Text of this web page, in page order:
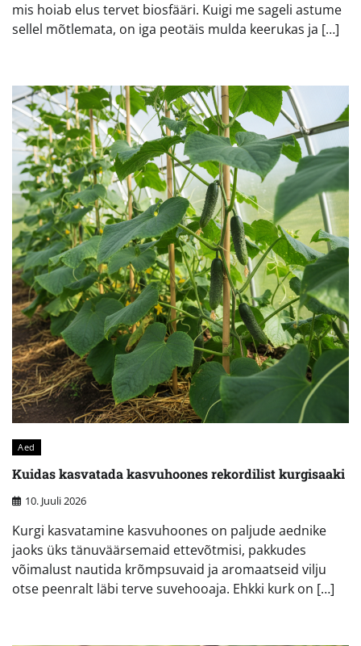
mis hoiab elus tervet biosfääri. Kuigi me sageli astume
sellel mõtlemata, on iga peotäis mulda keerukas ja […]
Aed
Kuidas kasvatada kasvuhoones rekordilist kurgisaaki
10. Juuli 2026
Kurgi kasvatamine kasvuhoones on paljude aednike
jaoks üks tänuväärsemaid ettevõtmisi, pakkudes
võimalust nautida krõmpsuvaid ja aromaatseid vilju
otse peenralt läbi terve suvehooaja. Ehkki kurk on […]